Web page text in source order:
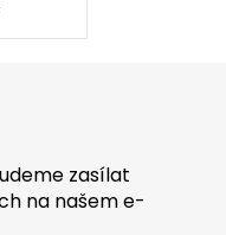
zasílat
na našem e-